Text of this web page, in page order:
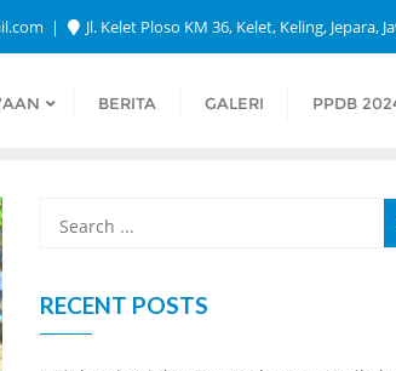
Jl. Kelet Ploso KM 36, Kelet, Keling, Jepara,
BERITA GALERI PPDB
RECENT POSTS